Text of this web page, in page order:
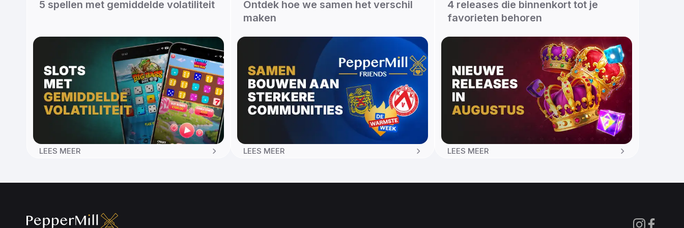
5 spellen met gemiddelde volatiliteit
LEES MEER
Ontdek hoe we samen het verschil
maken
LEES MEER
4 releases die binnenkort tot je
favorieten behoren
LEES MEER